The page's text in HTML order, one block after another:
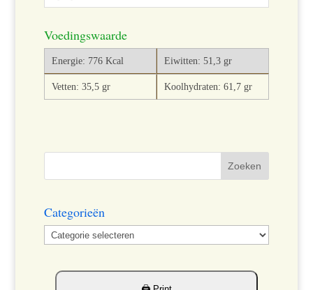
Voedingswaarde
Energie: 776 Kcal Eiwitten: 51,3 gr
Vetten: 35,5 gr Koolhydraten: 61,7 gr
Categorieën
Categorieën